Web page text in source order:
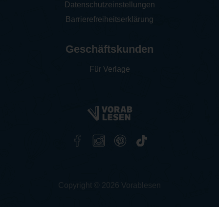
Datenschutzeinstellungen
Barrierefreiheitserklärung
Geschäftskunden
Für Verlage
Copyright © 2026 Vorablesen